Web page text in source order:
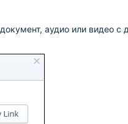
аудио или видео с